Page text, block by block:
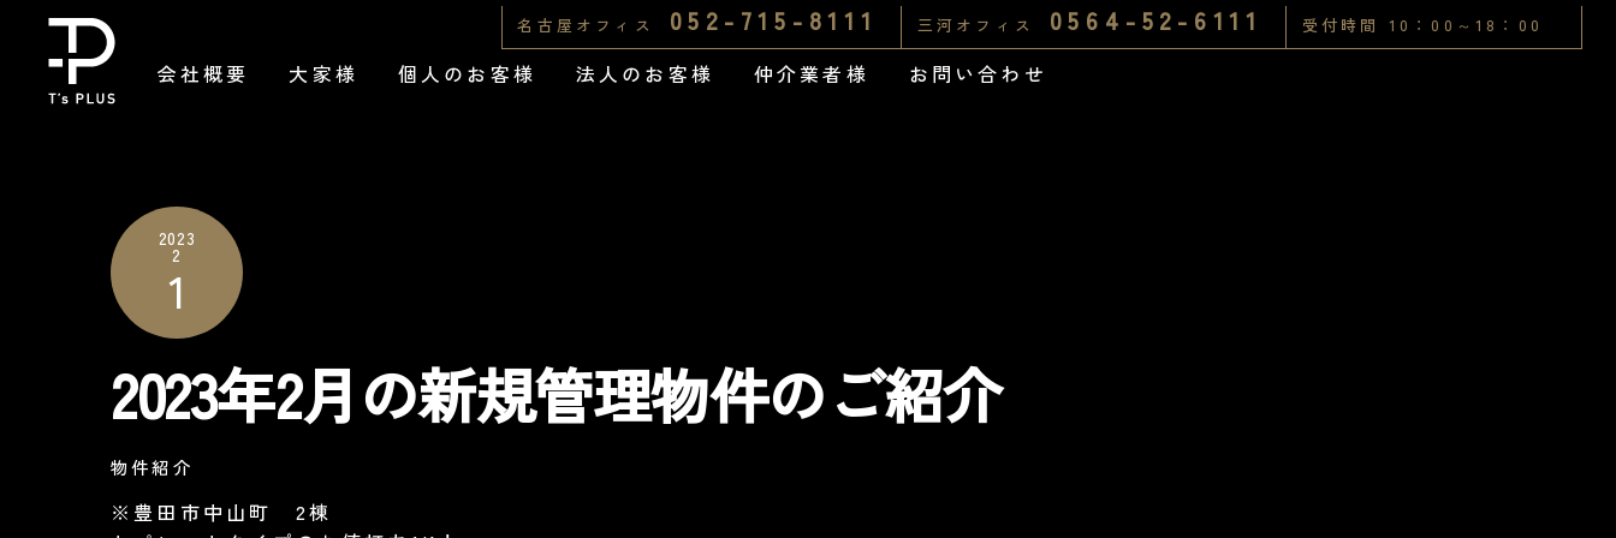
Skip
content
名古屋オフィス 052-715-8111 三河オフィス 0564-52-6111 受付時間 10：00～18：00
会社概要 大家様 個人のお客様 法人のお客様 仲介業者様 お問い合わせ
2023
2
1
2023年2月の新規管理物件のご紹介
物件紹介
※豊田市中山町 2棟